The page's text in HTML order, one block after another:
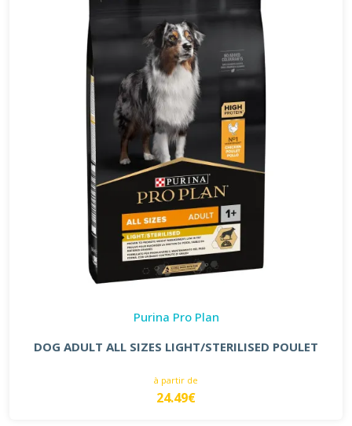
Purina Pro Plan
DOG ADULT ALL SIZES LIGHT/STERILISED POULET
à partir de
24.49€